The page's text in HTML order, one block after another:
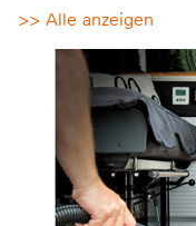
>> Alle anzeigen